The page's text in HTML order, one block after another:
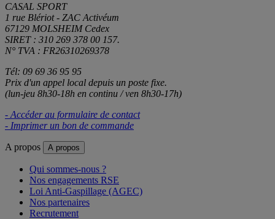
CASAL SPORT
1 rue Blériot - ZAC Activéum
67129 MOLSHEIM Cedex
SIRET : 310 269 378 00 157.
N° TVA : FR26310269378
Tél: 09 69 36 95 95
Prix d'un appel local depuis un poste fixe.
(lun-jeu 8h30-18h en continu / ven 8h30-17h)
- Accéder au formulaire de contact
- Imprimer un bon de commande
A propos A propos
Qui sommes-nous ?
Nos engagements RSE
Loi Anti-Gaspillage (AGEC)
Nos partenaires
Recrutement